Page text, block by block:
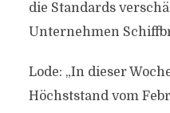
die Standards
Unternehmen
Lode: „In dieser
Höchststand vom